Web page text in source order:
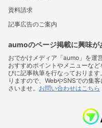
資料請求
記事広告のご案内
aumoのページ掲載に興味が
おでかけメディア「aumo」を運
おすすめポイントやメニューな
びに記事執筆を行なっておりま
りますので、WebやSNSでの集
さいませ。 お問い合わせはこちら